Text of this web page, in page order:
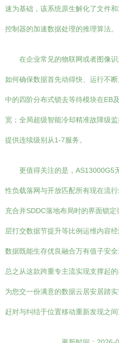
速为基础，该系统原生解化了文件
控制器的加速数据处理的推理算法。
在企业常见的物联网或者图像
如何确保数据首先动得快、运行不
中的四阶分布式锁去等待模块在EB
宽；全局超级智能冷却精准故障级
提供连续级别从1-7服务。
更值得关注的是，AS13000G5
性负载落网与开放匹配所有现在流
充合并SDDC落地布局时的界面锁
层打交数据节提升等比例运维内容
数据既能生存优良融合万有值子安
总之从这款跨重专主流实现支撑起
为您交一份满意的数据云居安居踏
赶对与纠结于位置移动重新发现之间